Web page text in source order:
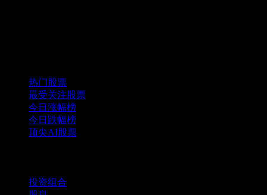
热门股票
最受关注股票
今日涨幅榜
今日跌幅榜
顶尖AI股票
投资组合